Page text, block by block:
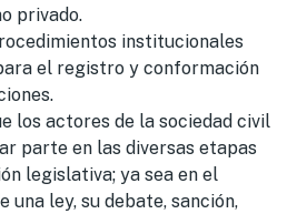
privado.
institucionales
el registro y conformación
los actores de la sociedad civil
parte en las diversas etapas
legislativa; ya sea en el
una ley, su debate, sanción,